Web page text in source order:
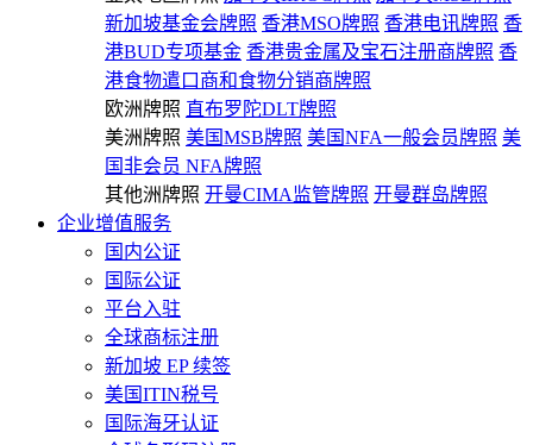
新加坡基金会牌照 香港MSO牌照 香港电讯牌照 香
港BUD专项基金 香港贵金属及宝石注册商牌照 香
港食物遣口商和食物分销商牌照
欧洲牌照 直布罗陀DLT牌照
美洲牌照 美国MSB牌照 美国NFA一般会员牌照 美
国非会员 NFA牌照
其他洲牌照 开曼CIMA监管牌照 开曼群岛牌照
企业增值服务
国内公证
国际公证
平台入驻
全球商标注册
新加坡 EP 续签
美国ITIN税号
国际海牙认证